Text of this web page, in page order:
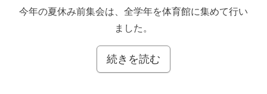
今年の夏休み前集会は、全学年を体育館に集めて行い
ました。
続きを読む